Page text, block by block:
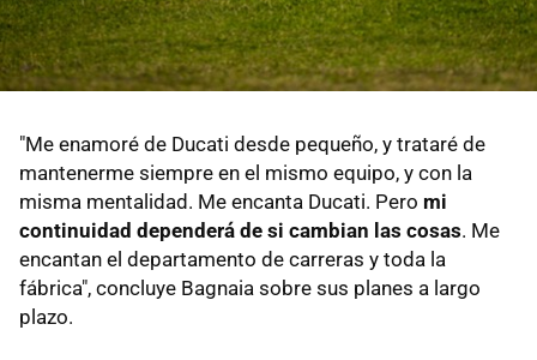
"Me enamoré de Ducati desde pequeño, y trataré de
mantenerme siempre en el mismo equipo, y con la
misma mentalidad. Me encanta Ducati. Pero mi
continuidad dependerá de si cambian las cosas. Me
encantan el departamento de carreras y toda la
fábrica", concluye Bagnaia sobre sus planes a largo
plazo.